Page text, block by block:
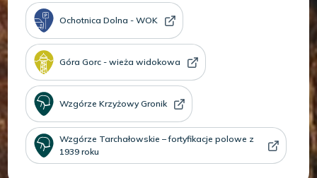
Ochotnica Dolna - WOK
Góra Gorc - wieża widokowa
Wzgórze Krzyżowy Gronik
Wzgórze Tarchałowskie – fortyfikacje polowe z
1939 roku